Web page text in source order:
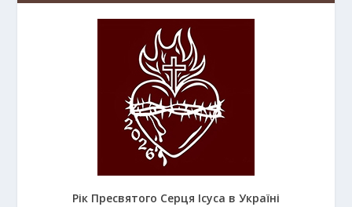
Рік Пресвятого Серця Ісуса в Україні